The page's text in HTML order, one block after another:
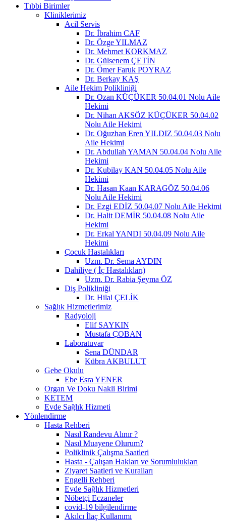
Tıbbi Birimler
Kliniklerimiz
Acil Servis
Dr. İbrahim CAF
Dr. Özge YILMAZ
Dr. Mehmet KORKMAZ
Dr. Gülsenem ÇETİN
Dr. Ömer Faruk POYRAZ
Dr. Berkay KAŞ
Aile Hekim Polikliniği
Dr. Ozan KÜÇÜKER 50.04.01 Nolu Aile
Hekimi
Dr. Nihan AKSÖZ KÜÇÜKER 50.04.02
Nolu Aile Hekimi
Dr. Oğuzhan Eren YILDIZ 50.04.03 Nolu
Aile Hekimi
Dr. Abdullah YAMAN 50.04.04 Nolu Aile
Hekimi
Dr. Kubilay KAN 50.04.05 Nolu Aile
Hekimi
Dr. Hasan Kaan KARAGÖZ 50.04.06
Nolu Aile Hekimi
Dr. Ezgi EDİZ 50.04.07 Nolu Aile Hekimi
Dr. Halit DEMİR 50.04.08 Nolu Aile
Hekimi
Dr. Erkal YANDI 50.04.09 Nolu Aile
Hekimi
Çocuk Hastalıkları
Uzm. Dr. Sema AYDIN
Dahiliye ( İç Hastalıkları)
Uzm. Dr. Rabia Şeyma ÖZ
Diş Polikliniği
Dr. Hilal ÇELİK
Sağlık Hizmetlerimiz
Radyoloji
Elif SAYKIN
Mustafa ÇOBAN
Laboratuvar
Sena DÜNDAR
Kübra AKBULUT
Gebe Okulu
Ebe Esra YENER
Organ Ve Doku Nakli Birimi
KETEM
Evde Sağlık Hizmeti
Yönlendirme
Hasta Rehberi
Nasıl Randevu Alınır ?
Nasıl Muayene Olurum?
Poliklinik Çalışma Saatleri
Hasta - Çalışan Hakları ve Sorumlulukları
Ziyaret Saatleri ve Kuralları
Engelli Rehberi
Evde Sağlık Hizmetleri
Nöbetçi Eczaneler
covid-19 bilgilendirme
Akılcı İlaç Kullanımı